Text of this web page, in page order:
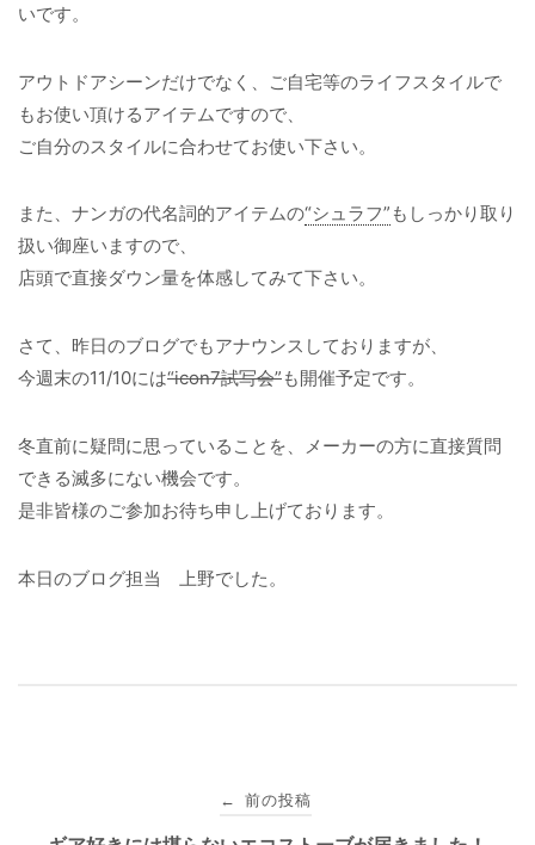
いです。
アウトドアシーンだけでなく、ご自宅等のライフスタイルで
もお使い頂けるアイテムですので、
ご自分のスタイルに合わせてお使い下さい。
また、ナンガの代名詞的アイテムの“シュラフ” もしっかり取り
扱い御座いますので、
店頭で直接ダウン量を体感してみて下さい。
さて、昨日のブログでもアナウンスしておりますが、
今週末の11/10には“icon7試写会”も開催予定です。
冬直前に疑問に思っていることを、メーカーの方に直接質問
できる滅多にない機会です。
是非皆様のご参加お待ち申し上げております。
本日のブログ担当 上野でした。
← 前の投稿